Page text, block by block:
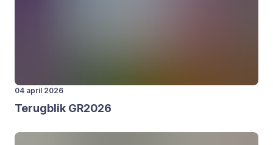
04 april 2026
Terug­blik GR2026